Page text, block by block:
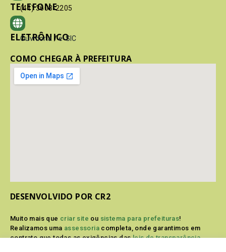
TELEFONE
(41) 3603-2205
ELETRÔNICO
Ouvidoria / e-SIC
COMO CHEGAR À PREFEITURA
DESENVOLVIDO POR CR2
Muito mais que criar site ou sistema para prefeituras!
Realizamos uma assessoria completa, onde garantimos em
contrato que todas as exigências dasleis de transparência